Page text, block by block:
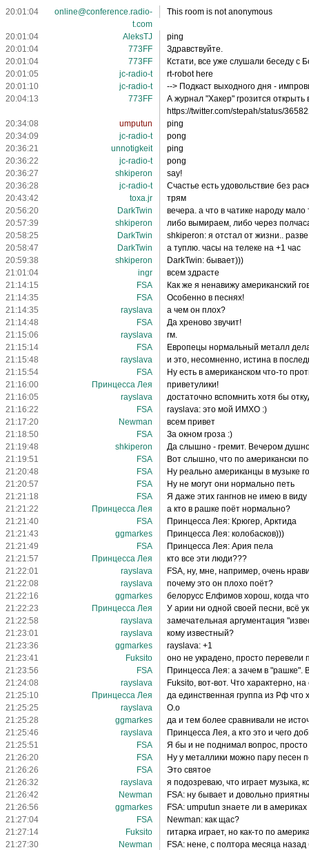
20:01:04
online@conference.radio-
t.com
This room is not anonymous
20:01:04 AleksTJ
ping
20:01:04
773FF
Здравствуйте.
20:01:04
773FF
Кстати, все уже слушали беседу с
20:01:05
jc-radio-t
rt-robot here
20:01:10
jc-radio-t
--> Подкаст выходного дня -
20:04:13
773FF
А журнал "Хакер" грозится
https://twitter.com/stepah/status/
20:34:08
umputun
ping
20:34:09
jc-radio-t
pong
20:36:21
unnotigkeit
ping
20:36:22
jc-radio-t
pong
20:36:27
shkiperon
say!
20:36:28
jc-radio-t
Счастье есть удовольствие без
20:43:42
toxa.jr
трям
20:56:20
DarkTwin
вечера. а что в чатике народу мало
20:57:39
shkiperon
либо вымираем, либо через
20:58:25
DarkTwin
shkiperon: я отстал от жизни..
20:58:47
DarkTwin
а туплю. часы на телеке на +1 час
20:59:38
shkiperon
DarkTwin: бывает)))
21:01:04
ingr
всем здрасте
21:14:15
FSA
Как же я ненавижу американский
21:14:35
FSA
Особенно в песнях!
21:14:35
rayslava
а чем он плох?
21:14:48
FSA
Да хреново звучит!
21:15:06
rayslava
гм.
21:15:14
FSA
Европецы нормальный металл
21:15:48
rayslava
и это, несомненно, истина в
21:15:54
FSA
Ну есть в американском что-то
21:16:00
Принцесса Лея
приветулики!
21:16:05
rayslava
достаточно вспомнить хотя бы
21:16:22
FSA
rayslava: это мой ИМХО :)
21:17:20
Newman
всем привет
21:18:50
FSA
За окном гроза :)
21:19:48
shkiperon
Да слышно - гремит. Вечером
21:19:51
FSA
Вот слышно, что по американски
21:20:48
FSA
Ну реально американцы в музыке
21:20:57
FSA
Ну не могут они нормально петь
21:21:18
FSA
Я даже этих гангнов не имею в виду
21:21:22
Принцесса Лея
а кто в рашке поёт нормально?
21:21:40
FSA
Принцесса Лея: Крюгер, Арктида
21:21:43
ggmarkes
Принцесса Лея: колобасков)))
21:21:49
FSA
Принцесса Лея: Ария пела
21:21:57
Принцесса Лея
кто все эти люди???
21:22:01
rayslava
FSA, ну, мне, например, очень
21:22:08
rayslava
почему это он плохо поёт?
21:22:16
ggmarkes
белорусс Елфимов хорош, когда
21:22:23
Принцесса Лея
У арии ни одной своей песни, всё
21:22:58
rayslava
замечательная аргументация
21:23:01
rayslava
кому известный?
21:23:36
ggmarkes
rayslava: +1
21:23:41
Fuksito
оно не украдено, просто перевели
21:23:56
FSA
Принцесса Лея: а зачем в "рашке".
21:24:08
rayslava
Fuksito, вот-вот. Что характерно,
21:25:10
Принцесса Лея
да единственная группа из Рф что
21:25:25
rayslava
O.o
21:25:28
ggmarkes
да и тем более сравнивали не
21:25:46
rayslava
Принцесса Лея, а кто это и чего
21:25:51
FSA
Я бы и не поднимал вопрос, просто
21:26:20
FSA
Ну у металлики можно пару песен
21:26:26
FSA
Это святое
21:26:32
rayslava
я подозреваю, что играет музыка,
21:26:42
Newman
FSA: ну бывает и довольно
21:26:56
ggmarkes
FSA: umputun знаете ли в
21:27:04
FSA
Newman: как щас?
21:27:14
Fuksito
гитарка играет, но как-то по
21:27:30
Newman
FSA: нене, с полтора месяца